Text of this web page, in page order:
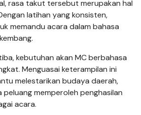
rasa takut tersebut merupakan hal
latihan yang konsisten,
memandu acara dalam bahasa
kebutuhan akan MC berbahasa
Menguasai keterampilan ini
melestarikan budaya daerah,
memperoleh penghasilan
acara.